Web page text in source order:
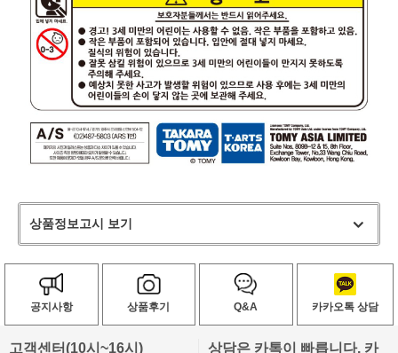
상품정보고시 보기
공지사항 상품후기 Q&A 카카오톡 상담
고객센터(10시~16시) 상담은 카톡이 빠릅니다. 카